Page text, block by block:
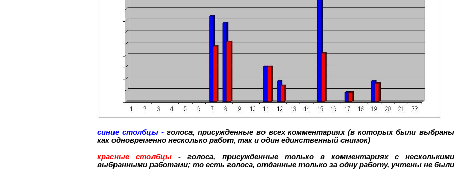
синие столбцы - голоса, присужденные во всех комментариях (в которых были выбраны
как одновременно несколько работ, так и один единственный снимок)
красные столбцы - голоса, присужденные только в комментариях с несколькими
выбранными работами; то есть голоса, отданные только за одну работу, учтены не были